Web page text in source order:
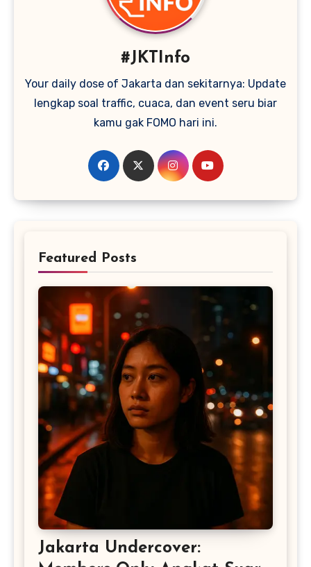
#JKTInfo
Your daily dose of Jakarta dan sekitarnya: Update
lengkap soal traffic, cuaca, dan event seru biar
kamu gak FOMO hari ini.
Featured Posts
Jakarta Undercover: